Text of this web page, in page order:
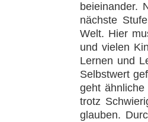
beieinander.
nächste
Welt. Hier
und vielen
Lernen und
Selbstwert
geht
trotz
glauben.